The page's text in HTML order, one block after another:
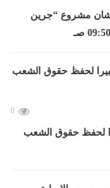
مشروع “جرين
0
لحفظ حقوق الشعب